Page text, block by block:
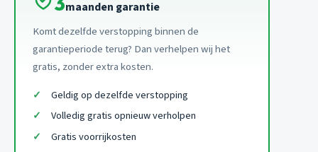
maanden garantie
Komt dezelfde verstopping binnen de
garantieperiode terug? Dan verhelpen wij het
gratis, zonder extra kosten.
Geldig op dezelfde verstopping
Volledig gratis opnieuw verholpen
Gratis voorrijkosten